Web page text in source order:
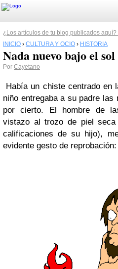
¿Los artículos de tu blog publicados aquí?
INICIO › CULTURA Y OCIO › HISTORIA
Nada nuevo bajo el sol
Por Cayetano
Había un chiste centrado en
niño entregaba a su padre
por cierto. El hombre de
vistazo al trozo de piel
calificaciones de su hijo),
evidente gesto de reprobación: